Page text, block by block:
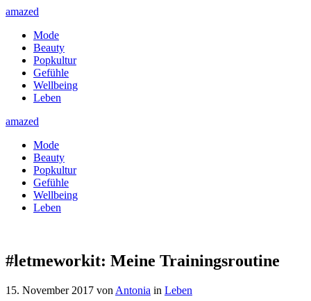
amazed
Mode
Beauty
Popkultur
Gefühle
Wellbeing
Leben
amazed
Mode
Beauty
Popkultur
Gefühle
Wellbeing
Leben
#letmeworkit: Meine Trainingsroutine
15. November 2017 von Antonia in Leben